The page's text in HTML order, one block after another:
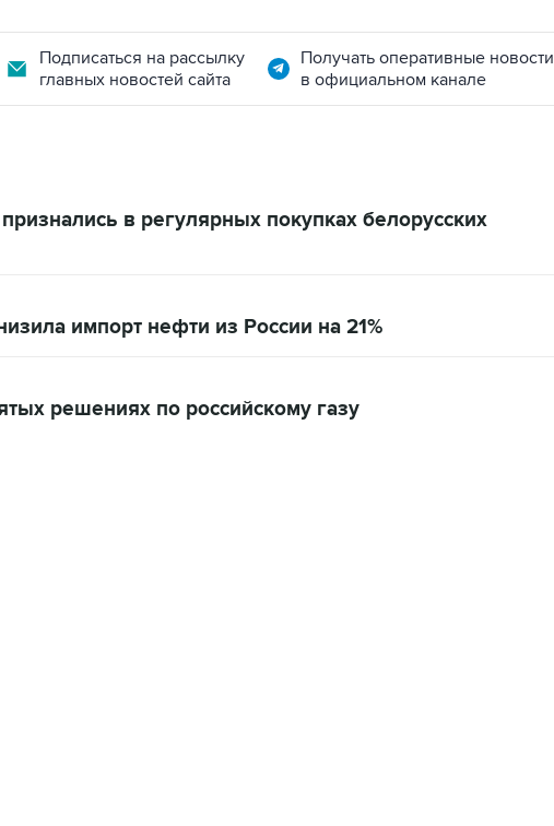
Подписаться на рассылку
главных новостей сайта
Получать оперативные новости
в официальном канале
в регулярных покупках белорусских
импорт нефти из России на 21%
решениях по российскому газу